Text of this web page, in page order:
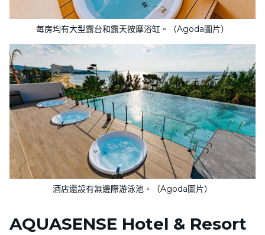
每房均有大型露台和露天按摩浴缸。（Agoda圖片）
酒店還設有無邊際游泳池。（Agoda圖片）
AQUASENSE Hotel & Resort